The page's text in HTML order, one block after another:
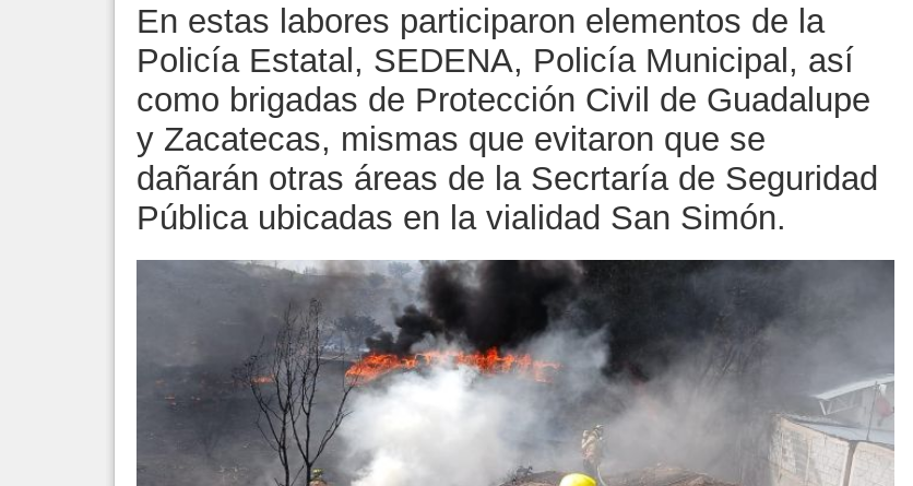
En estas labores participaron elementos de la
Policía Estatal, SEDENA, Policía Municipal, así
como brigadas de Protección Civil de Guadalupe
y Zacatecas, mismas que evitaron que se
dañarán otras áreas de la Secrtaría de Seguridad
Pública ubicadas en la vialidad San Simón.